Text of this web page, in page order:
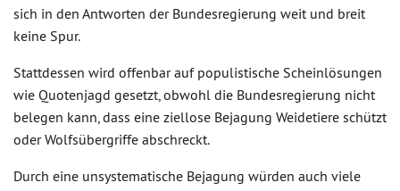
sich in den Antworten der Bundesregierung weit und breit
keine Spur.
Stattdessen wird offenbar auf populistische Scheinlösungen
wie Quotenjagd gesetzt, obwohl die Bundesregierung nicht
belegen kann, dass eine ziellose Bejagung Weidetiere schützt
oder Wolfsübergriffe abschreckt.
Durch eine unsystematische Bejagung würden auch viele